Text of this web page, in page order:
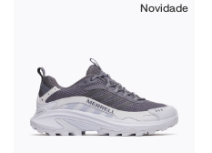
Novidade